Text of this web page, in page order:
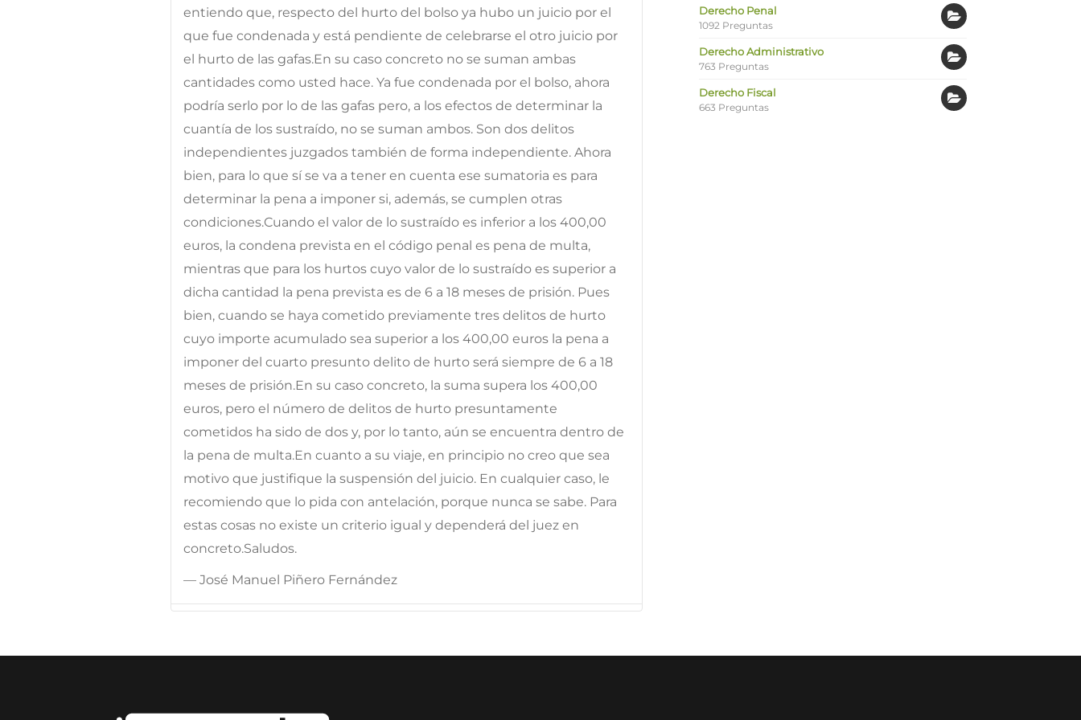
entiendo que, respecto del hurto del bolso ya hubo un juicio por el
que fue condenada y está pendiente de celebrarse el otro juicio por
el hurto de las gafas.En su caso concreto no se suman ambas
cantidades como usted hace. Ya fue condenada por el bolso, ahora
podría serlo por lo de las gafas pero, a los efectos de determinar la
cuantía de los sustraído, no se suman ambos. Son dos delitos
independientes juzgados también de forma independiente. Ahora
bien, para lo que sí se va a tener en cuenta ese sumatoria es para
determinar la pena a imponer si, además, se cumplen otras
condiciones.Cuando el valor de lo sustraído es inferior a los 400,00
euros, la condena prevista en el código penal es pena de multa,
mientras que para los hurtos cuyo valor de lo sustraído es superior a
dicha cantidad la pena prevista es de 6 a 18 meses de prisión. Pues
bien, cuando se haya cometido previamente tres delitos de hurto
cuyo importe acumulado sea superior a los 400,00 euros la pena a
imponer del cuarto presunto delito de hurto será siempre de 6 a 18
meses de prisión.En su caso concreto, la suma supera los 400,00
euros, pero el número de delitos de hurto presuntamente
cometidos ha sido de dos y, por lo tanto, aún se encuentra dentro de
la pena de multa.En cuanto a su viaje, en principio no creo que sea
motivo que justifique la suspensión del juicio. En cualquier caso, le
recomiendo que lo pida con antelación, porque nunca se sabe. Para
estas cosas no existe un criterio igual y dependerá del juez en
concreto.Saludos.
— José Manuel Piñero Fernández
Derecho Penal
1092 Preguntas
Derecho Administrativo
763 Preguntas
Derecho Fiscal
663 Preguntas